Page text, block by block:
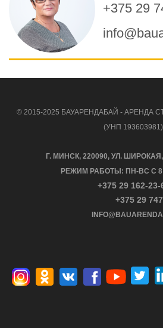
+375 29
© 2015-2025 БАУАРЕНДАБАЙ - АРЕНДА
(УНП 193603981)
Г. МИНСК, 220090, УЛ.
РЕЖИМ РАБОТЫ: ПН-ВС С
+375 29 162-23-
+375 29